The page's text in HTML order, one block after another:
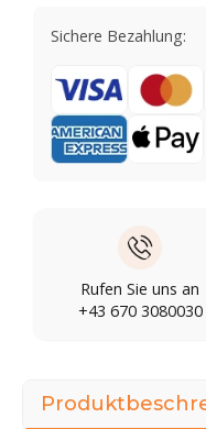
Sichere Bezahlung:
Rufen Sie uns an
+43 670 3080030